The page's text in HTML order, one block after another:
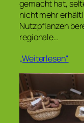
gemacht hat,
nicht mehr
Nutzpflanzen
regionale…
„Weiterlesen“